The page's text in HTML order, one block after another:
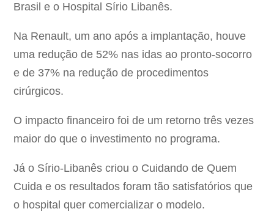
Brasil e o Hospital Sírio Libanês.
Na Renault, um ano após a implantação, houve
uma redução de 52% nas idas ao pronto-socorro
e de 37% na redução de procedimentos
cirúrgicos.
O impacto financeiro foi de um retorno três vezes
maior do que o investimento no programa.
Já o Sírio-Libanês criou o Cuidando de Quem
Cuida e os resultados foram tão satisfatórios que
o hospital quer comercializar o modelo.